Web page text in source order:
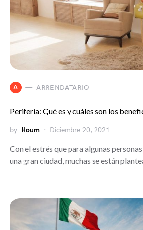
A ARRENDATARIO
Periferia: Qué es y cuáles son los
by Houm Diciembre 20, 2021
Con el estrés que para algunas
una gran ciudad, muchas se están